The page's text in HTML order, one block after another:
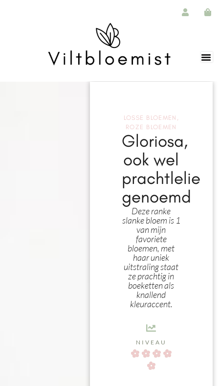
LOSSE BLOEMEN ,
ROZE BLOEMEN
Gloriosa,
ook wel
prachtlelie
genoemd
Deze ranke
slanke bloem is 1
van mijn
favoriete
bloemen, met
haar uniek
uitstraling staat
ze prachtig in
boeketten als
knallend
kleuraccent.
NIVEAU